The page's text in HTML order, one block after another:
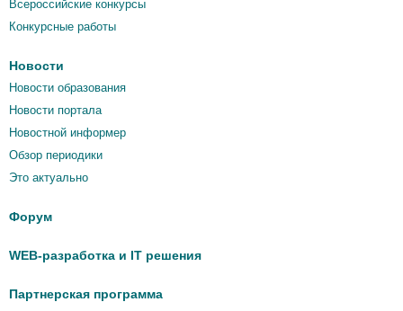
Всероссийские конкурсы
Конкурсные работы
Новости
Новости образования
Новости портала
Новостной информер
Обзор периодики
Это актуально
Форум
WEB-разработка и IT решения
Партнерская программа